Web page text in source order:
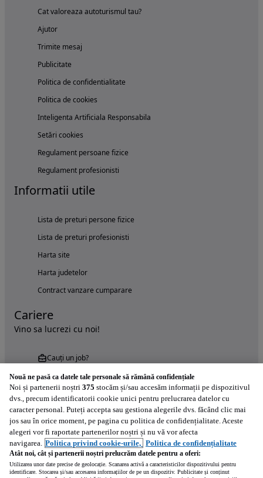
Cat valoreaza autoturismul tau?
Ajutor
Trimite mesaj
Publicitate
Politica de confidentialitate
Politica de cookies
Inteligenta Artificiala Responsabila
Setări cookies
Regulament persoane fizice
Regulament profesionisti
Informatii utile
Lista de preturi persone fizice
Lista de preturi profesionisti
Harta site
Harta judetelor
Contract vanzare cumparare
Cariere
Vino sa lucrezi cu noi!
Cauți un job?
Încearcă acum aplicația Autovit.ro
Nouă ne pasă ca datele tale personale să rămână confidențiale
Noi și partenerii noștri 375 stocăm și/sau accesăm informații pe dispozitivul
dvs., precum identificatorii cookie unici pentru prelucrarea datelor cu
caracter personal. Puteți accepta sau gestiona alegerile dvs. făcând clic mai
jos sau în orice moment, pe pagina cu politica de confidențialitate. Aceste
alegeri vor fi raportate partenerilor noștri și nu vă vor afecta
navigarea. Politica privind cookie-urile, Politica de confidențialitate
Atât noi, cât și partenerii noștri prelucrăm datele pentru a oferi:
Utilizarea unor date precise de geolocație. Scanarea activă a caracteristicilor dispozitivului pentru
identificare. Stocarea și/sau accesarea informațiilor de pe un dispozitiv. Publicitate și conținut